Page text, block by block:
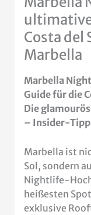
Costa del
Marbella
Marbella
Guide für die
Die
– Insider-
Marbella ist
Sol, sondern
Nightlife-
heißesten
exklusive